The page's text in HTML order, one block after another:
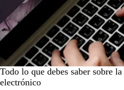
Todo lo que debes saber sobre
electrónico